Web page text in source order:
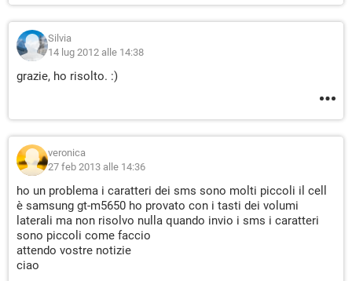
Silvia
14 lug 2012 alle 14:38
grazie, ho risolto. :)
veronica
27 feb 2013 alle 14:36
ho un problema i caratteri dei sms sono molti piccoli il cell
è samsung gt-m5650 ho provato con i tasti dei volumi
laterali ma non risolvo nulla quando invio i sms i caratteri
sono piccoli come faccio
attendo vostre notizie
ciao